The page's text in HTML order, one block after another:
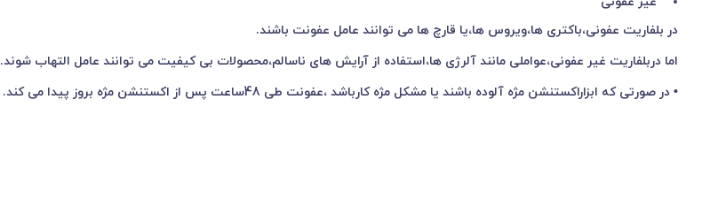
در بلفاریت عفونی،باکتری ها،ویروس ها،یا قارچ ها می توانند عامل عفونت باشند.
اما دربلفاریت غیر عفونی،عواملی مانند آلرژی ها،استفاده از آرایش های ناسالم،محصولات بی کیفیت می توانند عامل التهاب شوند.
• در صورتی که ابزاراکستنشن مژه آلوده باشند یا مشکل مژه کارباشد ،عفونت طی 48ساعت پس از اکستنشن مژه بروز پیدا می کند.